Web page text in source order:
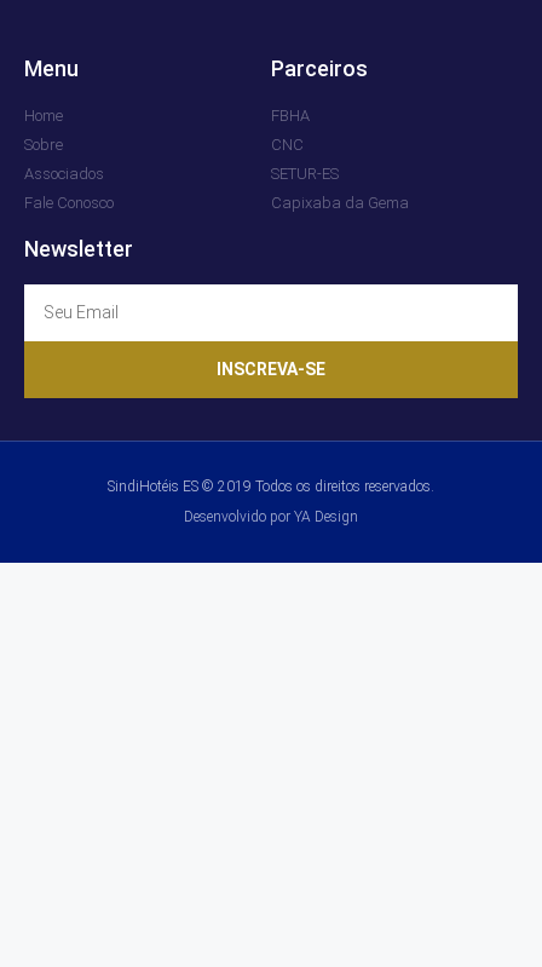
Menu
Home
Sobre
Associados
Fale Conosco
Parceiros
FBHA
CNC
SETUR-ES
Capixaba da Gema
Newsletter
INSCREVA-SE
SindiHotéis ES © 2019 Todos os direitos reservados.
Desenvolvido por YA Design